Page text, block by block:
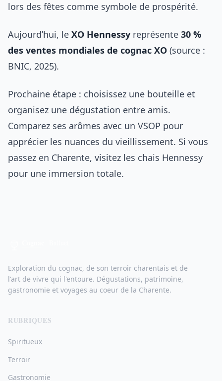
lors des fêtes comme symbole de prospérité.
Aujourd’hui, le XO Hennessy représente 30 %
des ventes mondiales de cognac XO (source :
BNIC, 2025).
Prochaine étape : choisissez une bouteille et
organisez une dégustation entre amis.
Comparez ses arômes avec un VSOP pour
apprécier les nuances du vieillissement. Si vous
passez en Charente, visitez les chais Hennessy
pour une immersion totale.
Exploration du cognac, de son terroir charentais et de
l'art de vivre qui l'entoure. Dégustations, patrimoine,
gastronomie et voyages au coeur de la Charente.
RUBRIQUES
Spiritueux
Terroir
Gastronomie